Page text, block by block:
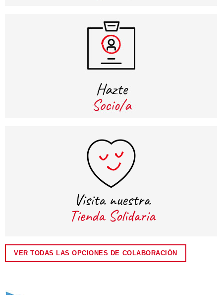
VER TODAS LAS OPCIONES DE COLABORACIÓN